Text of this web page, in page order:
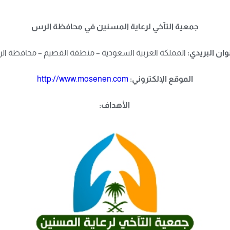
جمعية التآخي لرعاية المسنين في محافظة الرس
البريدي: المملكة العربية السعودية – منطقة القصيم – محافظة
الموقع الإلكتروني: http://www.mosenen.com
الأهداف: